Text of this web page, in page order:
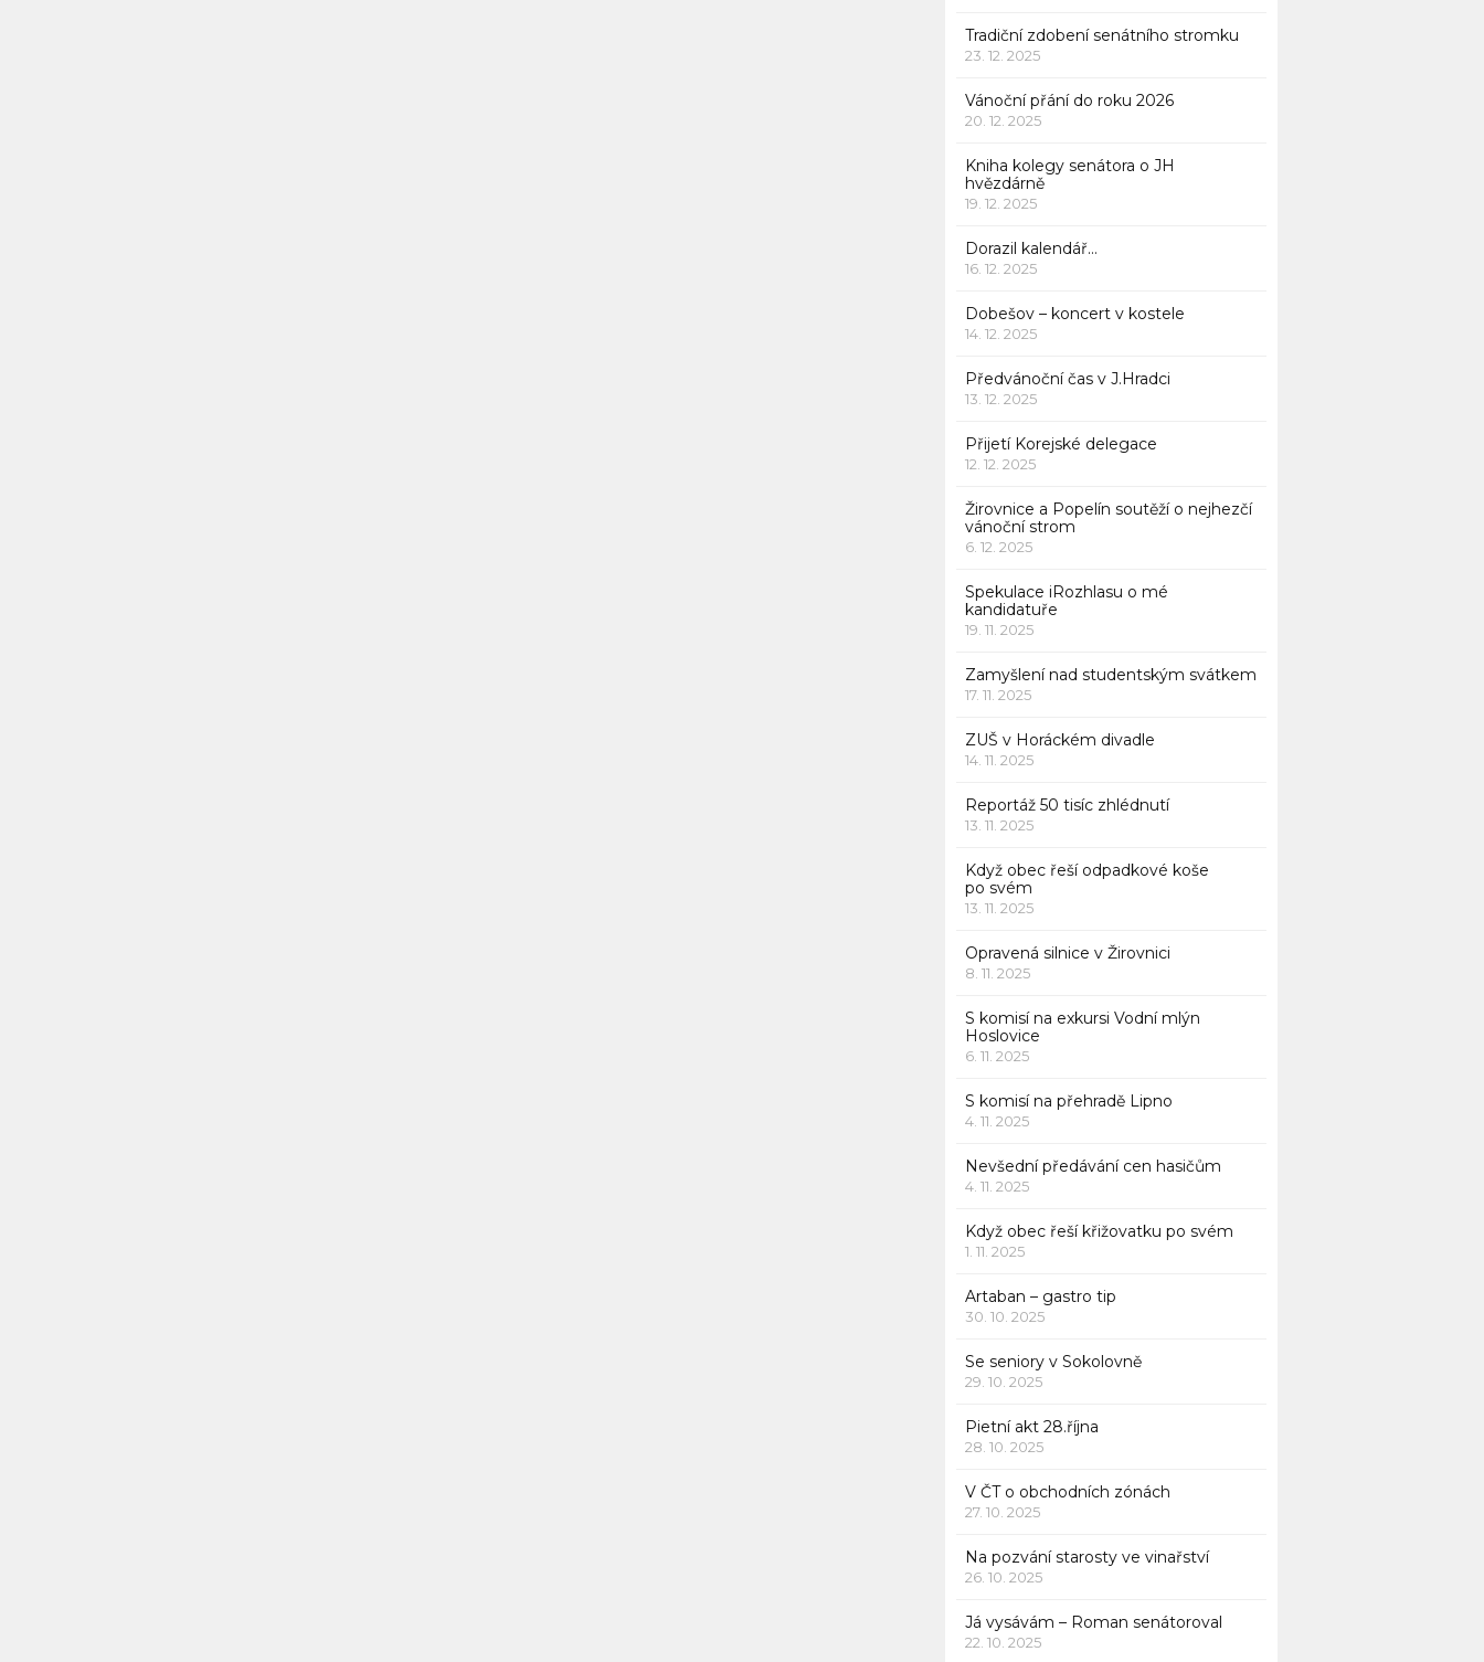
Tradiční zdobení senátního stromku
23. 12. 2025
Vánoční přání do roku 2026
20. 12. 2025
Kniha kolegy senátora o JH
hvězdárně
19. 12. 2025
Dorazil kalendář…
16. 12. 2025
Dobešov – koncert v kostele
14. 12. 2025
Předvánoční čas v J.Hradci
13. 12. 2025
Přijetí Korejské delegace
12. 12. 2025
Žirovnice a Popelín soutěží o nejhezčí
vánoční strom
6. 12. 2025
Spekulace iRozhlasu o mé
kandidatuře
19. 11. 2025
Zamyšlení nad studentským svátkem
17. 11. 2025
ZUŠ v Horáckém divadle
14. 11. 2025
Reportáž 50 tisíc zhlédnutí
13. 11. 2025
Když obec řeší odpadkové koše
po svém
13. 11. 2025
Opravená silnice v Žirovnici
8. 11. 2025
S komisí na exkursi Vodní mlýn
Hoslovice
6. 11. 2025
S komisí na přehradě Lipno
4. 11. 2025
Nevšední předávání cen hasičům
4. 11. 2025
Když obec řeší křižovatku po svém
1. 11. 2025
Artaban – gastro tip
30. 10. 2025
Se seniory v Sokolovně
29. 10. 2025
Pietní akt 28.října
28. 10. 2025
V ČT o obchodních zónách
27. 10. 2025
Na pozvání starosty ve vinařství
26. 10. 2025
Já vysávám – Roman senátoroval
22. 10. 2025